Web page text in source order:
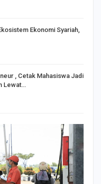
Ekonomi Syariah,
, Cetak Mahasiswa Jadi
Lewat…